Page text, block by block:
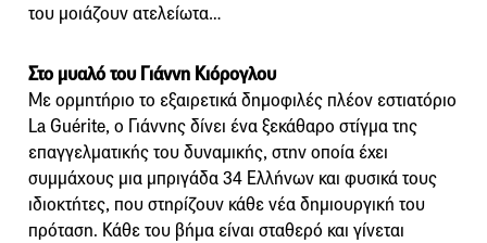
του μοιάζουν ατελείωτα…
Στο μυαλό του Γιάννη Κιόρογλου
Με ορμητήριο το εξαιρετικά δημοφιλές πλέον εστιατόριο
La Guérite, ο Γιάννης δίνει ένα ξεκάθαρο στίγμα της
επαγγελματικής του δυναμικής, στην οποία έχει
συμμάχους μια μπριγάδα 34 Ελλήνων και φυσικά τους
ιδιοκτήτες, που στηρίζουν κάθε νέα δημιουργική του
πρόταση. Κάθε του βήμα είναι σταθερό και γίνεται